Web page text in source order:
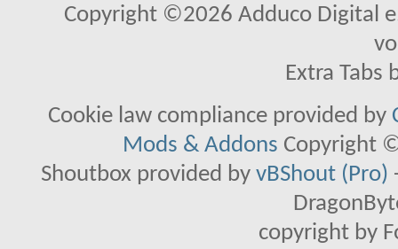
Copyright ©2026 Adduco Digital
Extra Tabs
Cookie law compliance provided by
Mods & Addons Copyright
Shoutbox provided by vBShout (Pro)
copyright by